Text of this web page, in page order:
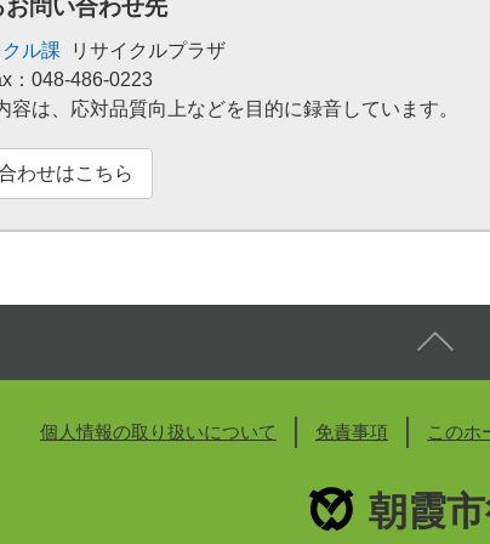
問い合わせ先
ル課
リサイクルプラザ
：048-486-0223
容は、応対品質向上などを目的に録音しています。
わせはこちら
個人情報の取り扱いについて 免責事項 このホ
朝霞